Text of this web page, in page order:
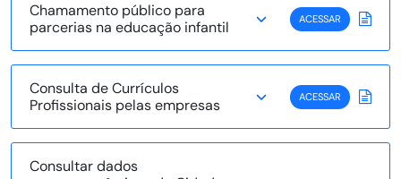
Chamamento público para
parcerias na educação infantil
ACESSAR
Consulta de Currículos
Profissionais pelas empresas
ACESSAR
Consultar dados